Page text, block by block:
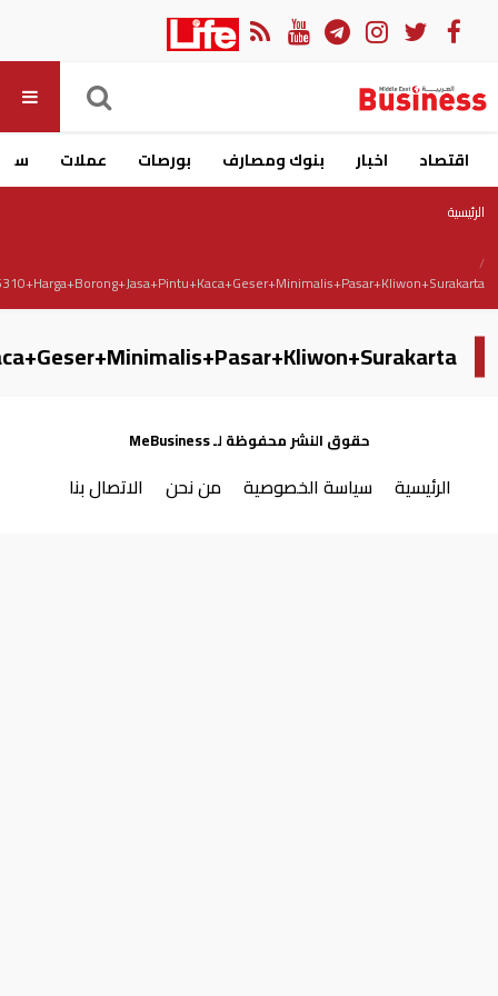
اقتصاد اخبار بنوك ومصارف بورصات عملات
الرئيسية
حقوق النشر محفوظة لـ MeBusiness
الرئيسية سياسة الخصوصية من نحن الاتصال بنا